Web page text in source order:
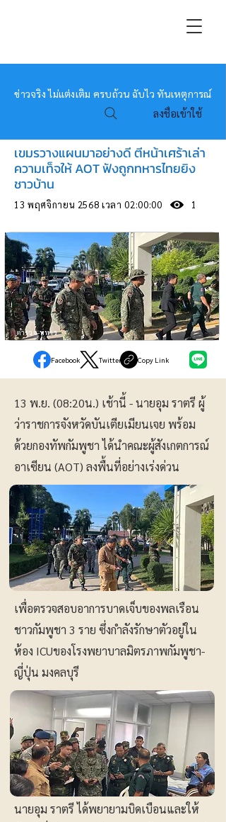
หมอข่าว
ข่าวจริง ไม่แต่งเติม ครบถ้วน ฉับไว ทันเหตุการณ์
ลงชื่อเข้าใช้
เขมรวางแผนมาอย่างดี ตีหน้าเศร้าเล่า
ความเท็จให้ AOT ฟังถูกทหารไทยยิง
ชาวบ้าน
13 พฤศจิกายน 2568 เวลา 02:00:00 1
ตำรวจ-ทหาร
Facebook Twitter Copy Link
13 พ.ย. (08:20น.) เช้านี้ - นายอุม ราตรี ผู้
ว่าราชการจังหวัดบันเตียเมียนเจย พร้อม
ด้วยกองทัพกัมพูชา ได้นำคณะผู้สังเกตการณ์
อาเซียน (AOT) ลงพื้นที่อย่างเร่งด่วน
เพื่อตรวจสอบอาการบาดเจ็บของพลเรือน
ชาวกัมพูชา 3 ราย ซึ่งกำลังรักษาตัวอยู่ใน
ห้อง ICUของโรงพยาบาลมิตรภาพกัมพูชา-
ญี่ปุ่น มงคลบุรี
นายอุม ราตรี ได้พยายามบิดเบือนและให้